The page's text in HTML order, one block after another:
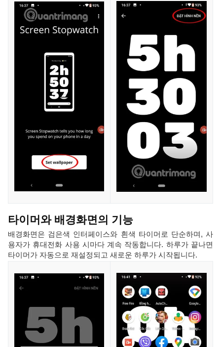
타이머와 배경화면의 기능
배경화면은 검은색 인터페이스와 흰색 타이머로 단순하며, 사
용자가 휴대전화 사용 시마다 계속 작동합니다. 하루가 끝나면
타이머가 자동으로 재설정되고 새로운 하루가 시작됩니다.